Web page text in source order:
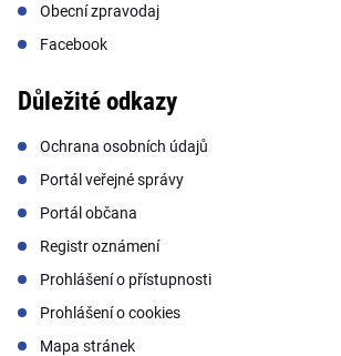
Obecní zpravodaj
Facebook
Důležité odkazy
Ochrana osobních údajů
Portál veřejné správy
Portál občana
Registr oznámení
Prohlášení o přístupnosti
Prohlášení o cookies
Mapa stránek